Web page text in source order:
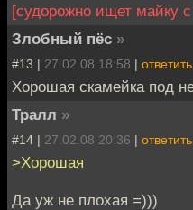
[судорожно ищет майку
Злобный пёс »
#13 | 27.02.08 18:58 | ответить
Хорошая скамейка под
Тралл »
#14 | 27.02.08 20:36 | ответить
>Хорошая
Да уж не плохая =)))